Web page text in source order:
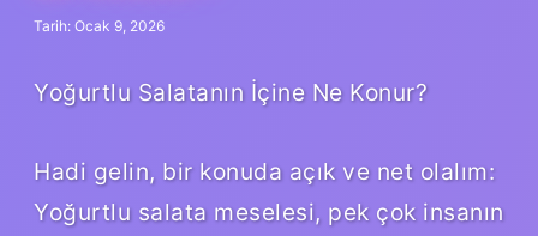
Tarih: Ocak 9, 2026
Yoğurtlu Salatanın İçine Ne Konur?
Hadi gelin, bir konuda açık ve net olalım:
Yoğurtlu salata meselesi, pek çok insanın